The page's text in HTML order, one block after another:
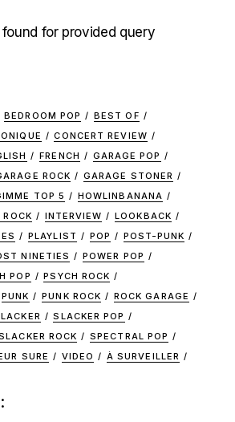
for provided query
BEDROOM POP
BEST OF
CONCERT REVIEW
FRENCH
GARAGE POP
ROCK
GARAGE STONER
TOP 5
HOWLINBANANA
ROCK INTERVIEW
LOOKBACK
PLAYLIST POP
POST-PUNK
NINETIES
POWER POP
POP
PSYCH ROCK
PUNK PUNK ROCK
ROCK GARAGE
SLACKER POP
ROCK
SPECTRAL POP
SURE VIDEO À SURVEILLER